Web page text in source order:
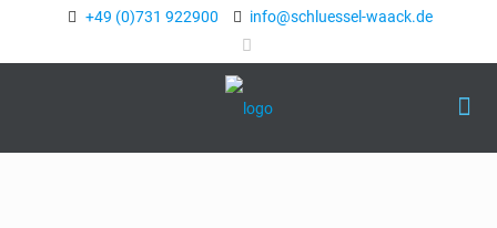
+49 (0)731 922900 ed.kcaaw-lesseulhcs@ofni